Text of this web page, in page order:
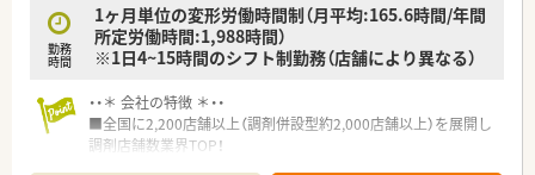
勤務
時間
1ヶ月単位の変形労働時間制（月平均:165.6時間/年間
所定労働時間:1,988時間）
※1日4~15時間のシフト制勤務（店舗により異なる）
・・＊ 会社の特徴 ＊・・
■全国に2,200店舗以上（調剤併設型約2,000店舗以上）を展開し
調剤店舗数業界TOP！